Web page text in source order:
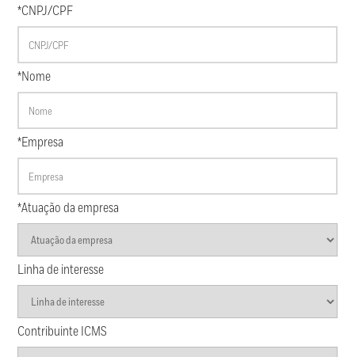
*CNPJ/CPF
*Nome
*Empresa
*Atuação da empresa
Linha de interesse
Contribuinte ICMS